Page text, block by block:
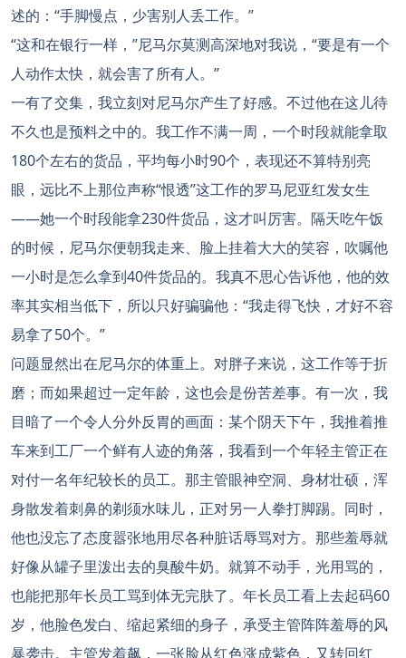
述的：“手脚慢点，少害别人丢工作。”
“这和在银行一样，”尼马尔莫测高深地对我说，“要是有一个
人动作太快，就会害了所有人。”
一有了交集，我立刻对尼马尔产生了好感。不过他在这儿待
不久也是预料之中的。我工作不满一周，一个时段就能拿取
180个左右的货品，平均每小时90个，表现还不算特别亮
眼，远比不上那位声称“恨透”这工作的罗马尼亚红发女生
——她一个时段能拿230件货品，这才叫厉害。隔天吃午饭
的时候，尼马尔便朝我走来、脸上挂着大大的笑容，吹嘱他
一小时是怎么拿到40件货品的。我真不思心告诉他，他的效
率其实相当低下，所以只好骗骗他：“我走得飞快，才好不容
易拿了50个。”
问题显然出在尼马尔的体重上。对胖子来说，这工作等于折
磨；而如果超过一定年龄，这也会是份苦差事。有一次，我
目暗了一个令人分外反胃的画面：某个阴天下午，我推着推
车来到工厂一个鲜有人迹的角落，我看到一个年轻主管正在
对付一名年纪较长的员工。那主管眼神空洞、身材壮硕，浑
身散发着刺鼻的剃须水味儿，正对另一人拳打脚踢。同时，
他也没忘了态度嚣张地用尽各种脏话辱骂对方。那些羞辱就
好像从罐子里泼出去的臭酸牛奶。就算不动手，光用骂的，
也能把那年长员工骂到体无完肤了。年长员工看上去起码60
岁，他脸色发白、缩起紧细的身子，承受主管阵阵羞辱的风
暴袭击。主管发着飙，一张脸从红色涨成紫色，又转回红